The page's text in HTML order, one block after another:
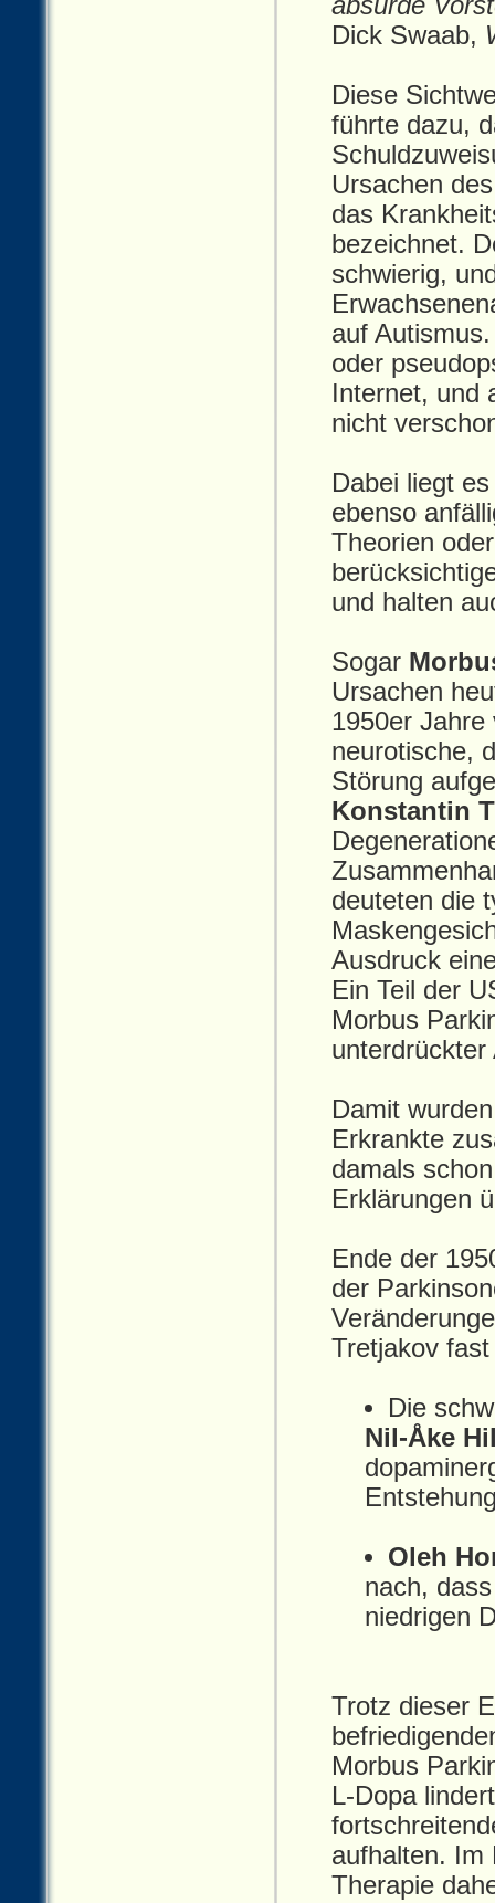
Dick Swaab,
Diese
führte dazu,
Ursachen
das
bezeichnet.
schwierig,
auf
oder
Internet, und
nicht
Dabei liegt
ebenso
Theorien
und halten
Sogar
Ursachen
1950er Jahre
neurotische,
Störung
Konstantin
deuteten die
Ausdruck
Ein Teil der
Morbus
Damit
Erkrankte
damals
Erklärungen
Ende der
der
Tretjakov
Die
Nil‑Åke
Oleh
nach,
niedrigen
Trotz dieser
Morbus
L‑Dopa
aufhalten. Im
Therapie